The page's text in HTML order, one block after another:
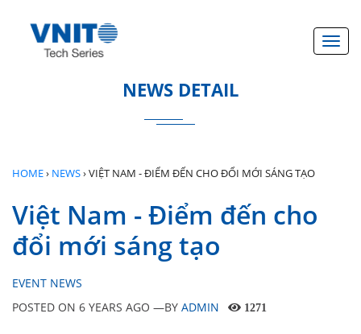
NEWS DETAIL
HOME› NEWS›VIỆT NAM - ĐIỂM ĐẾN CHO ĐỔI MỚI SÁNG TẠO
Việt Nam - Điểm đến cho
đổi mới sáng tạo
EVENT NEWS
POSTED ON 6 YEARS AGO —BY ADMIN 1271